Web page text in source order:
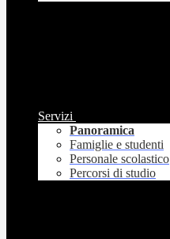
Servizi
Panoramica
Famiglie e studenti
Personale scolastico
Percorsi di studio